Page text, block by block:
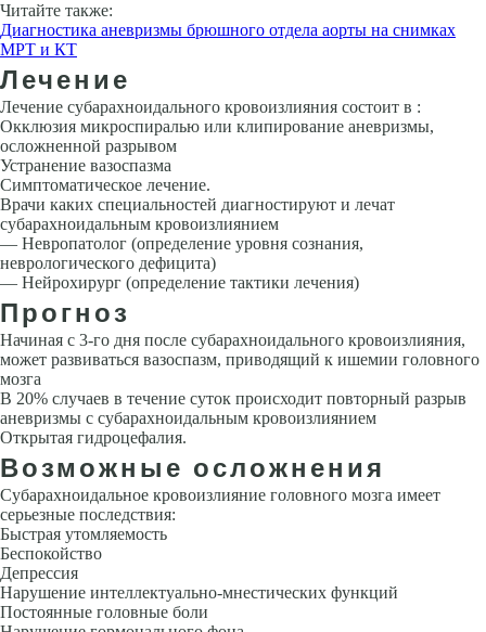
Читайте также:
Диагностика аневризмы брюшного отдела аорты на снимках
МРТ и КТ
Лечение
Лечение субарахноидального кровоизлияния состоит в :
Окклюзия микроспиралью или клипирование аневризмы,
осложненной разрывом
Устранение вазоспазма
Симптоматическое лечение.
Врачи каких специальностей диагностируют и лечат
субарахноидальным кровоизлиянием
— Невропатолог (определение уровня сознания,
неврологического дефицита)
— Нейрохирург (определение тактики лечения)
Прогноз
Начиная с 3-го дня после субарахноидального кровоизлияния,
может раз­виваться вазоспазм, приводящий к ишемии головного
мозга
В 20% слу­чаев в течение суток происходит повторный разрыв
аневризмы с субарахноидальным кровоизлиянием
Открытая гидроцефалия.
Возможные осложнения
Субарахноидальное кровоизлияние головного мозга имеет
серьезные последствия:
Быстрая утомляемость
Беспокойство
Депрессия
Нарушение интеллектуально-мнестических функций
Постоянные головные боли